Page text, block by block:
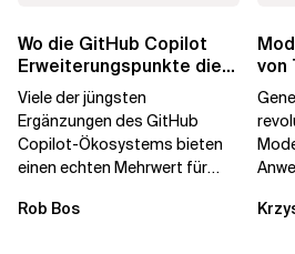
Wo die GitHub Copilot
Erweiterungspunkte die
Governance brechen
Viele der jüngsten
Ergänzungen des GitHub
Copilot-Ökosystems bieten
einen echten Mehrwert für
aber auch die...
Rob Bos
von
die